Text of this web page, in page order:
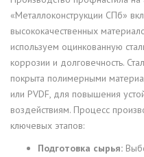
«Металлоконструкции СПб»
высококачественных
используем оцинкованную
коррозии и долговечность.
покрыта полимерными
или PVDF, для повышения
воздействиям. Процесс
ключевых этапов:
Подготовка сырья: